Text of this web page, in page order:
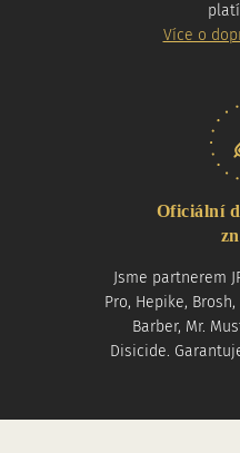
Více o
Oficiální
Jsme partnerem
Pro, Hepike,
Barber, Mr.
Disicide.